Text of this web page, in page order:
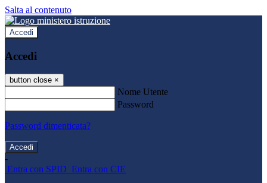
Salta al contenuto
Accedi
Accedi
button close ×
Nome Utente
Password
Password dimenticata?
-
Entra con SPID Entra con CIE